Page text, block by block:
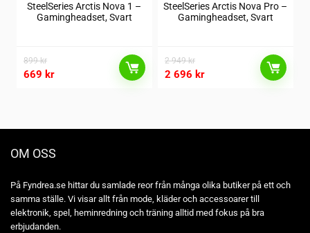
SteelSeries Arctis Nova 1 –
Gamingheadset, Svart
899kr
669 kr
SteelSeries Arctis Nova Pro –
Gamingheadset, Svart
2 949kr
2 696 kr
OM OSS
På Fyndrea.se hittar du samlade reor från många olika butiker på ett och
samma ställe. Vi visar allt från mode, kläder och accessoarer till
elektronik, spel, heminredning och träning alltid med fokus på bra
erbjudanden.